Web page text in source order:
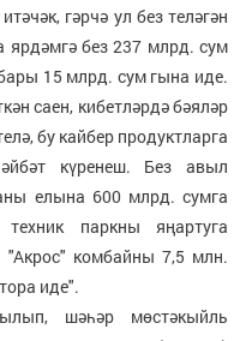
гәрчә ул без теләгән
без 237 млрд. сум
15 млрд. сум гына иде.
саен, кибетләрдә бәяләр
бу кайбер продуктларга
күренеш. Без авыл
елына 600 млрд. сумга
паркны яңартуга
"Акрос" комбайны 7,5 млн.
иде".
шәһәр мөстәкыйль